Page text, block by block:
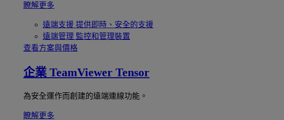
瞭解更多
遠端支援 提供即時、安全的支援
遠端管理 監控和管理裝置
查看方案與價格
企業 TeamViewer Tensor
為安全運作而創建的遠端連線功能。
瞭解更多